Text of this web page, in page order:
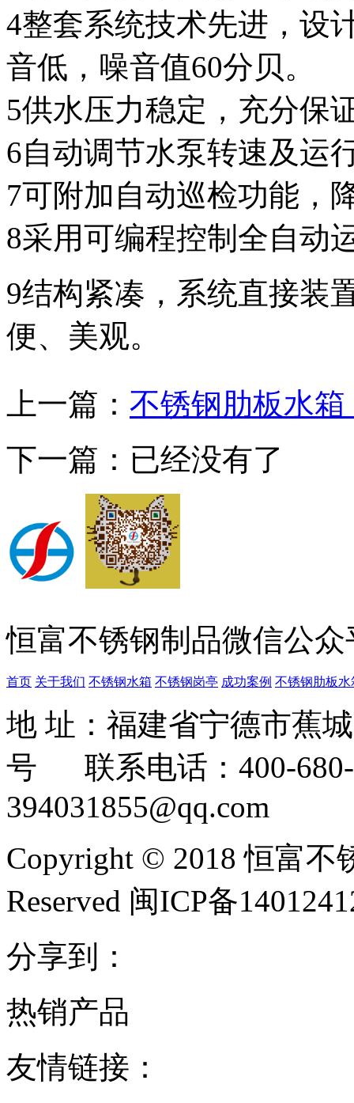
4整套系统技术先进，设
音低，噪音值60分贝。
5供水压力稳定，充分保
6自动调节水泵转速及运
7可附加自动巡检功能，
8采用可编程控制全自动
9结构紧凑，系统直接装
便、美观。
上一篇： 不锈钢肋板水箱
下一篇：已经没有了
恒富不锈钢制品微信公众
首页 关于我们 不锈钢水箱 不锈钢岗亭 成功案例 不锈钢肋板水
地 址：福建省宁德市蕉
号 联系电话：400-
394031855@qq.com
Copyright © 2018 恒富不
Reserved 闽ICP备
分享到：
热销产品
友情链接：